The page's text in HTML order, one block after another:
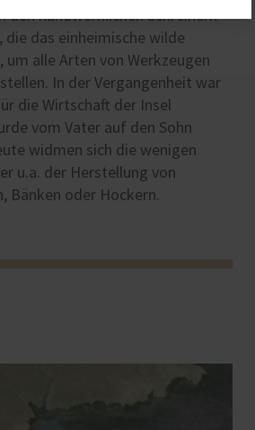
den handwerklichen Schreinern
die das einheimische wilde
alle Arten von Werkzeugen
In der Vergangenheit war
die Wirtschaft der Insel
vom Vater auf den Sohn
widmen sich die wenigen
u.a. der Herstellung von
Bänken oder Hockern.